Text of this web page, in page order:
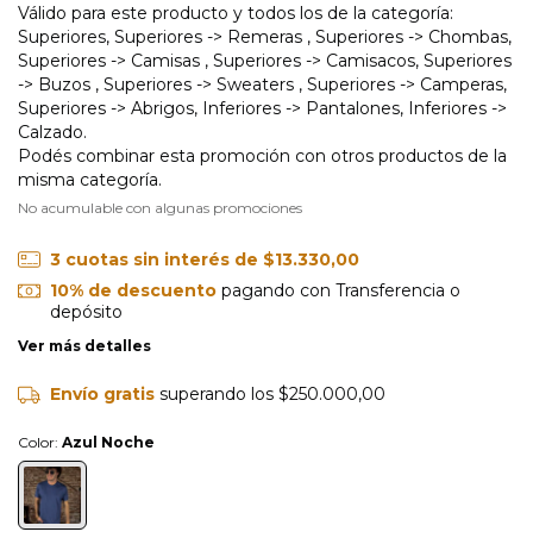
Válido para este producto y todos los de la categoría:
Superiores, Superiores -> Remeras , Superiores -> Chombas,
Superiores -> Camisas , Superiores -> Camisacos, Superiores
-> Buzos , Superiores -> Sweaters , Superiores -> Camperas,
Superiores -> Abrigos, Inferiores -> Pantalones, Inferiores ->
Calzado.
Podés combinar esta promoción con otros productos de la
misma categoría.
No acumulable con algunas promociones
3 cuotas sin interés de $13.330,00
10% de descuentopagando con Transferencia o
depósito
Ver más detalles
Envío gratis superando los $250.000,00
Color: Azul Noche